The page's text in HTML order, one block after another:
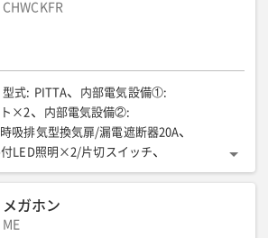
CHWCKFR
型式: PITTA 内部電気設備①:
ト×2
内部電気設備②:
吸排気型換気扉/漏電遮断器20A
LED照明×2/片切スイッチ
器用(L): 約55/約35
式)(L): 約320
式)(L)
メガホン
ME